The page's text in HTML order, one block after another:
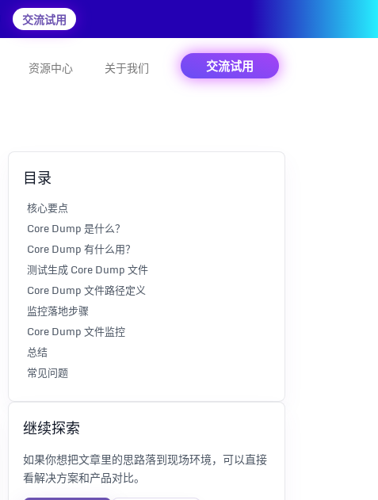
交流试用
资源中心 关于我们 交流试用
目录
核心要点
Core Dump 是什么？
Core Dump 有什么用？
测试生成 Core Dump 文件
Core Dump 文件路径定义
监控落地步骤
Core Dump 文件监控
总结
常见问题
继续探索
如果你想把文章里的思路落到现场环境，可以直接
看解决方案和产品对比。